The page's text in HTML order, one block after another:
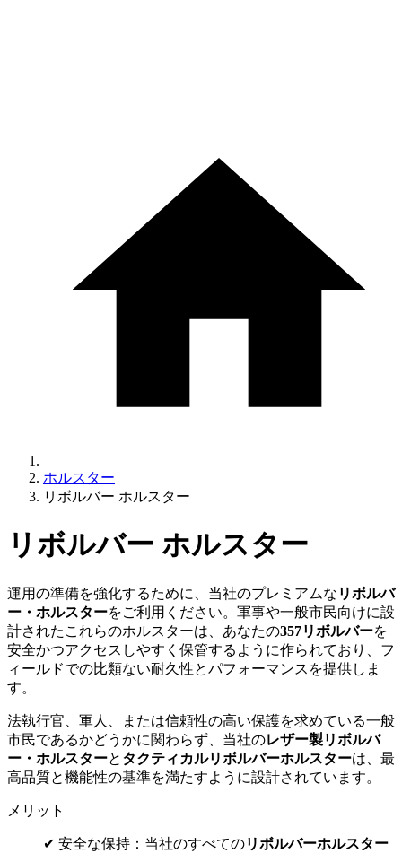
ホルスター
リボルバー ホルスター
リボルバー ホルスター
運用の準備を強化するために、当社のプレミアムな リボルバ
ー・ホルスターをご利用ください。軍事や一般市民向けに設
計されたこれらのホルスターは、あなたの357リボルバーを
安全かつアクセスしやすく保管するように作られており、フ
ィールドでの比類ない耐久性とパフォーマンスを提供しま
す。
法執行官、軍人、または信頼性の高い保護を求めている一般
市民であるかどうかに関わらず、当社のレザー製リボルバ
ー・ホルスターと タクティカルリボルバーホルスターは、最
高品質と機能性の基準を満たすように設計されています。
メリット
✔ 安全な保持：当社のすべてのリボルバーホルスター